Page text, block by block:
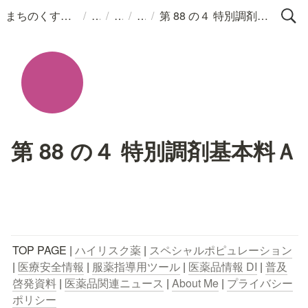
まちのくすりばこ / / / / 第 88 の４ 特別調剤基本料Ａ
第 88 の４ 特別調剤基本料Ａ
TOP PAGE | ハイリスク薬 | スペシャルポピュレーション
| 医療安全情報 | 服薬指導用ツール | 医薬品情報 DI | 普及
啓発資料 | 医薬品関連ニュース | About Me | プライバシー
ポリシー